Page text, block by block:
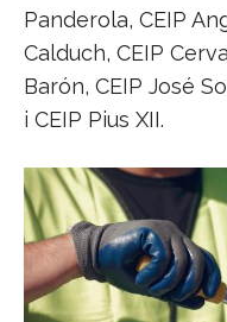
Panderola, CEIP
Calduch, CEIP
Barón, CEIP José
i CEIP Pius XII.